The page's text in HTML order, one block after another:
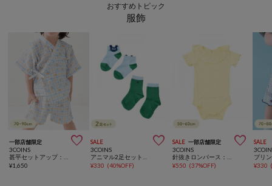
おすすめトピック
服飾
一部店舗限定 
3COINS
¥1,650
SALE 
3COINS
¥330 (40%OFF)
SALE 一部店舗限定 
3COINS
¥550 (37%OFF)
SALE
¥330